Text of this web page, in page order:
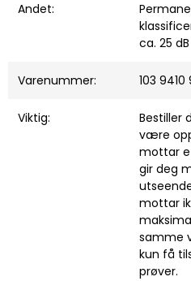
Andet:
ca. 25 dB
Varenummer: 103 9410
Viktig:
Bestiller
være
mottar
gir deg
mottar
samme
kun få
prøver.